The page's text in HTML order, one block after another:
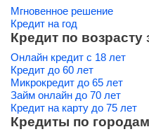
Мгновенное решение
Кредит на год
Кредит по
Онлайн кредит с 18 лет
Кредит до 60 лет
Микрокредит до 65 лет
Займ онлайн до 70 лет
Кредит на карту до 75 лет
Кредиты по городам